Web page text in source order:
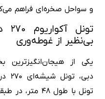
و سواحل صخره‌ای فراهم
بی‌نظیر از غوطه‌وری
یکی از هیجان‌انگیزترین
تونل با طول ۴۸